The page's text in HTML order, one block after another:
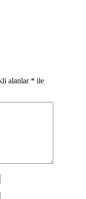
alanlar * ile